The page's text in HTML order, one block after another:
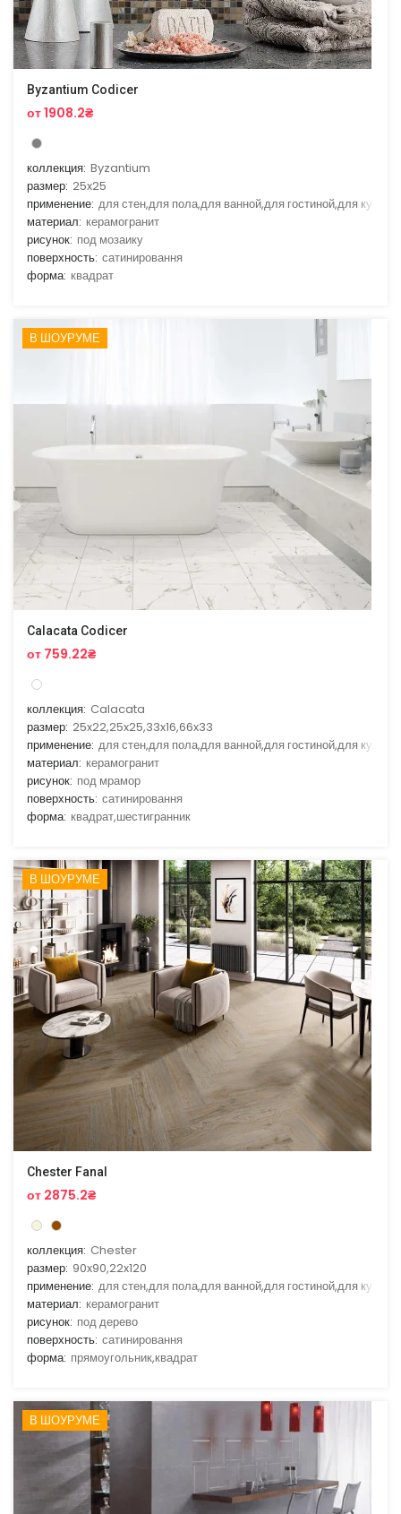
Byzantium Codicer
от 1908.2₴
коллекция: Byzantium
размер: 25x25
применение: для стен,для пола,для ванной,для гостиной,для кухни
материал: керамогранит
рисунок: под мозаику
поверхность: сатинировання
форма: квадрат
В ШОУРУМЕ
Calacata Codicer
от 759.22₴
коллекция: Calacata
размер: 25x22,25x25,33x16,66x33
применение: для стен,для пола,для ванной,для гостиной,для кухни
материал: керамогранит
рисунок: под мрамор
поверхность: сатинировання
форма: квадрат,шестигранник
В ШОУРУМЕ
Chester Fanal
от 2875.2₴
коллекция: Chester
размер: 90x90,22x120
применение: для стен,для пола,для ванной,для гостиной,для кухни
материал: керамогранит
рисунок: под дерево
поверхность: сатинировання
форма: прямоугольник,квадрат
В ШОУРУМЕ